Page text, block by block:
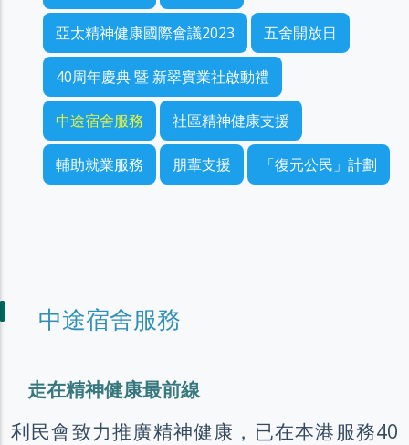
亞太精神健康國際會議2023 五舍開放日
40周年慶典 暨 新翠實業社啟動禮
中途宿舍服務 社區精神健康支援
輔助就業服務 朋輩支援 「復元公民」計劃
中途宿舍服務
走在精神健康最前線
利民會致力推廣精神健康，已在本港服務40